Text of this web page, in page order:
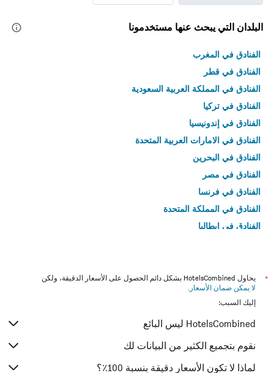
البلدان التي يبحث عنها مستخدمونا
الفنادق في المغرب
الفنادق في قطر
الفنادق في المملكة العربية السعودية
الفنادق في تركيا
الفنادق في إندونيسيا
الفنادق في الامارات العربية المتحدة
الفنادق في البحرين
الفنادق في مصر
الفنادق في فرنسا
الفنادق في المملكة المتحدة
الفنادق في إيطاليا
*
يحاول HotelsCombined بشكل دائم الحصول على الأسعار الدقيقة، ولكن
لا يمكن ضمان الأسعار .
إليك السبب:
HotelsCombined ليس البائع
نقوم بتجميع الكثير من البيانات لك
لماذا لا تكون الأسعار دقيقة بنسبة 100٪؟